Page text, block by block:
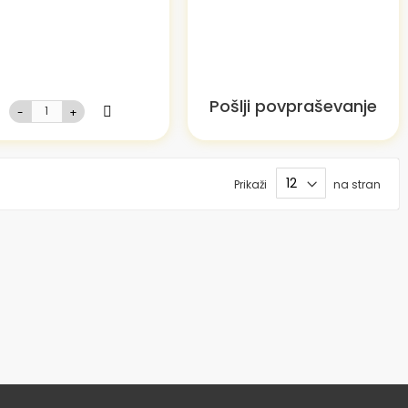
- + Pošlji povpraševanje
Prikaži na stran